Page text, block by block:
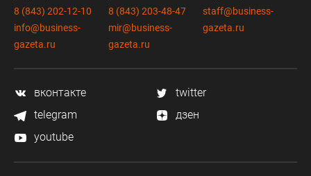
8 (843) 202-12-10
info@business-
gazeta.ru
8 (843) 203-48-47
mir@business-
gazeta.ru
staff@business-
gazeta.ru
вконтакте
twitter
telegram
дзен
youtube